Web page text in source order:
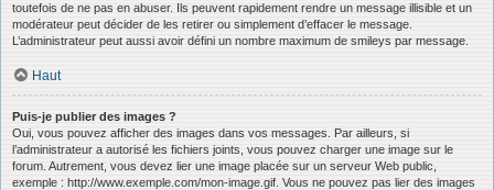
toutefois de ne pas en abuser. Ils peuvent rapidement rendre un message illisible et un
modérateur peut décider de les retirer ou simplement d’effacer le message.
L’administrateur peut aussi avoir défini un nombre maximum de smileys par message.
Haut
Puis-je publier des images ?
Oui, vous pouvez afficher des images dans vos messages. Par ailleurs, si
l’administrateur a autorisé les fichiers joints, vous pouvez charger une image sur le
forum. Autrement, vous devez lier une image placée sur un serveur Web public,
exemple : http://www.exemple.com/mon-image.gif. Vous ne pouvez pas lier des images